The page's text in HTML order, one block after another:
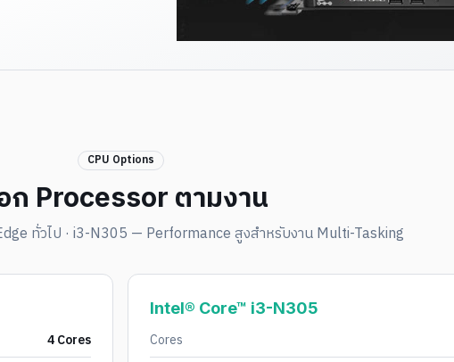
CPU Options
ก Processor ตามงาน
ทั่วไป · i3-N305 — Performance สูงสำหรับงาน Multi-Tasking
4 Cores
Intel® Core™ i3-N305
Cores